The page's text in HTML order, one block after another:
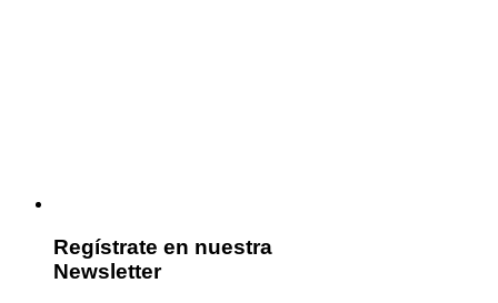
Regístrate en nuestra
Newsletter